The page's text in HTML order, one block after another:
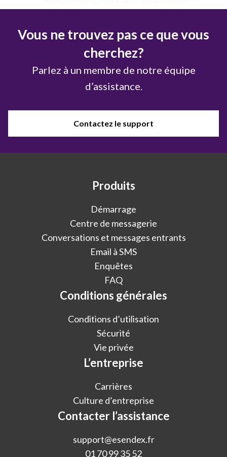
Vous ne trouvez pas ce que vous
cherchez?
Parlez à un membre de notre équipe
d’assistance.
Contactez le support
Produits
Démarrage
Centre de messagerie
Conversations et messages entrants
Email à SMS
Enquêtes
FAQ
Conditions générales
Conditions d’utilisation
Sécurité
Vie privée
L’entreprise
Carrières
Culture d’entreprise
Contacter l’assistance
support@esendex.fr
01 70 99 35 52